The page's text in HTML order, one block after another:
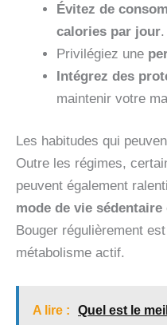
Évitez de
calories par jour.
Privilégiez une
Intégrez des
maintenir votre
Les habitudes qui
Outre les régimes,
peuvent également
mode de vie sédentaire
Bouger régulièrement
métabolisme actif.
A lire :
Quel est le